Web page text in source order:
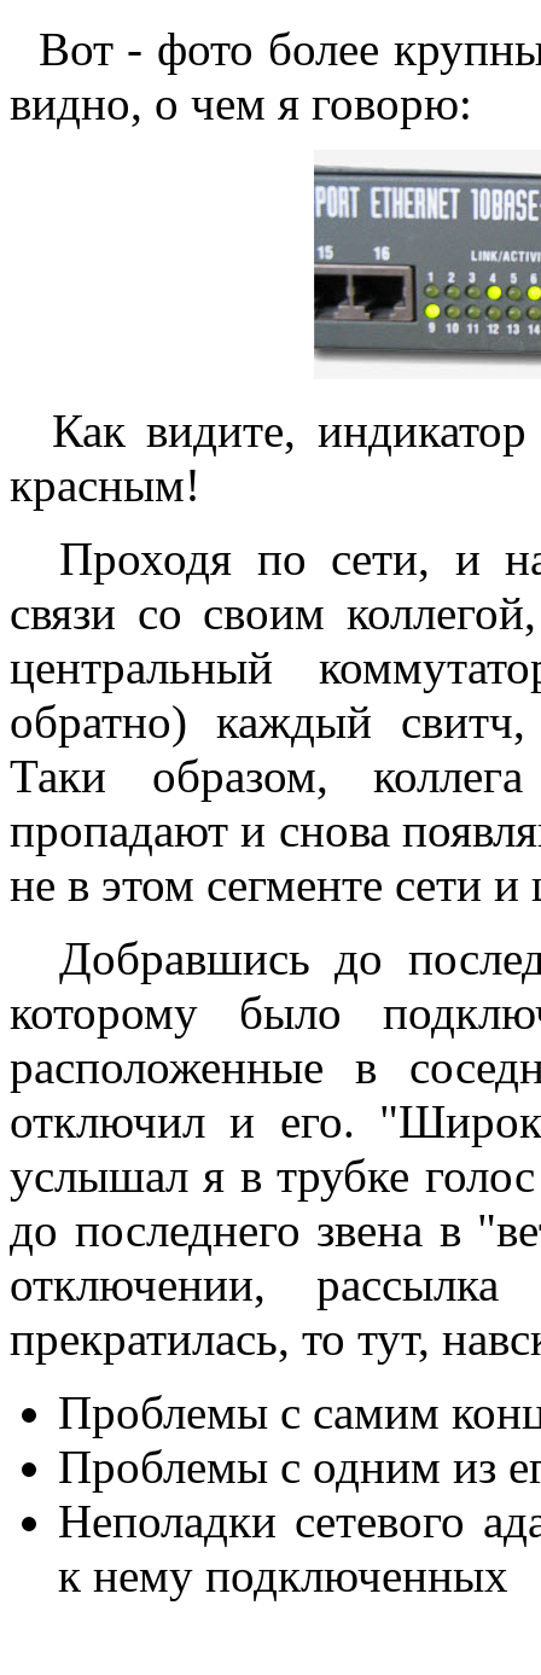
Вот - фото более
видно, о чем я говорю:
Как видите,
красным!
Проходя по сети, и
связи со своим
центральный
обратно) каждый
Таки образом,
пропадают и снова
не в этом сегменте сети
Добравшись до
которому было
расположенные в
отключил и его.
услышал я в трубке
до последнего звена в
отключении, рассылка
прекратилась, то тут,
Проблемы с самим
Проблемы с одним из
Неполадки сетевого
к нему подключенных